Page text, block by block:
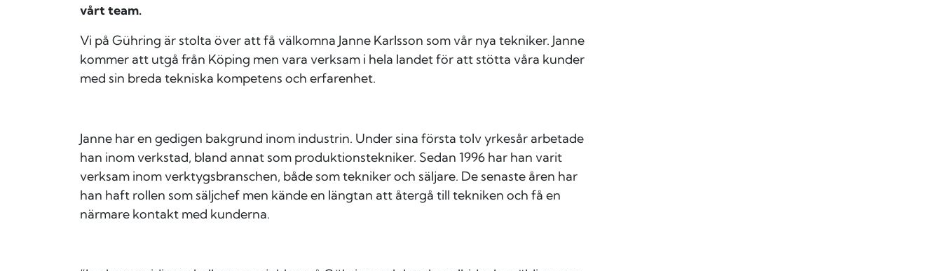
vårt team.
Vi på Gühring är stolta över att få välkomna Janne Karlsson som vår nya tekniker. Janne
kommer att utgå från Köping men vara verksam i hela landet för att stötta våra kunder
med sin breda tekniska kompetens och erfarenhet.
Janne har en gedigen bakgrund inom industrin. Under sina första tolv yrkesår arbetade
han inom verkstad, bland annat som produktionstekniker. Sedan 1996 har han varit
verksam inom verktygsbranschen, både som tekniker och säljare. De senaste åren har
han haft rollen som säljchef men kände en längtan att återgå till tekniken och få en
närmare kontakt med kunderna.